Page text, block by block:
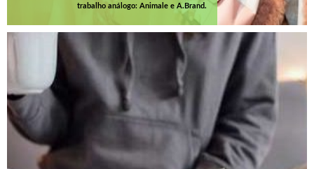
trabalho análogo: Animale e A.Brand.